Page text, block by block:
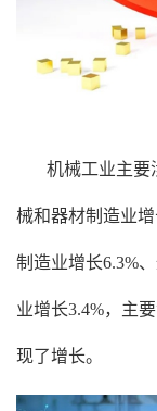
机械工业主要
械和器材制造业
制造业增长6.3%
业增长3.4%，主
现了增长。